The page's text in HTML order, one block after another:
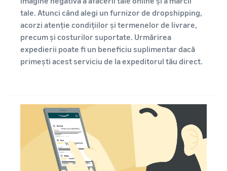
tale. Atunci când alegi un furnizor de dropshipping,
acorzi atenție condițiilor și termenelor de livrare,
precum și costurilor suportate. Urmărirea
expedierii poate fi un beneficiu suplimentar dacă
primești acest serviciu de la expeditorul tău direct.